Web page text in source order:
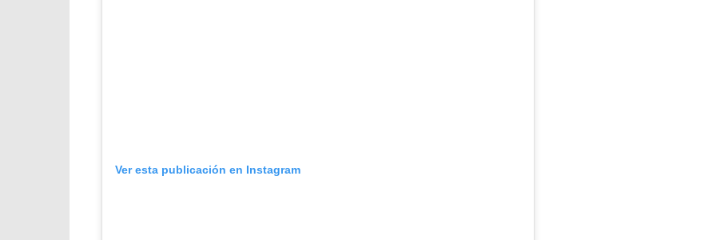
Ver esta publicación en Instagram